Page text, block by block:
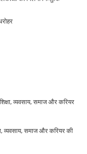
व्यवसाय, समाज और करियर
व्यवसाय, समाज और करियर की